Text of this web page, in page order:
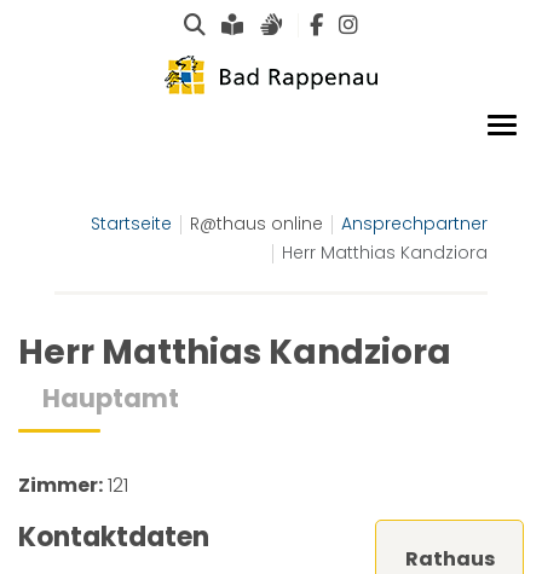
Suche
Leichte Sprache
Gebärdensprachen
Startseite R@thaus online
Ansprechpartner
Herr Matthias Kandziora
Herr Matthias Kandziora
Hauptamt
Zimmer:121
Kontaktdaten
Rathaus